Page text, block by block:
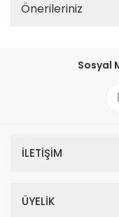
Önerileriniz
Sosyal
İLETİŞİM
ÜYELİK